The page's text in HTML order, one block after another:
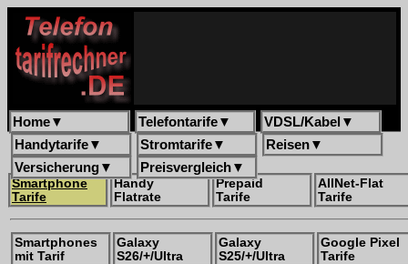
Home▼ Telefontarife▼ VDSL/Kabel ▼
Handytarife▼ Stromtarife▼ Reisen▼
Versicherung▼ Preisvergleich▼
Smartphone
Tarife
Handy
Flatrate
Prepaid
Tarife
AllNet-Flat
Tarife
Smartphones
mit Tarif
Galaxy
S26/+/Ultra
Galaxy
S25/+/Ultra
Google Pixel
Tarife